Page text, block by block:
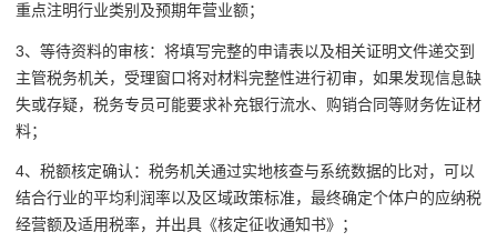
重点注明行业类别及预期年营业额；
3、等待资料的审核：将填写完整的申请表以及相关证明文件递交到
主管税务机关，受理窗口将对材料完整性进行初审，如果发现信息缺
失或存疑，税务专员可能要求补充银行流水、购销合同等财务佐证材
料；
4、税额核定确认：税务机关通过实地核查与系统数据的比对，可以
结合行业的平均利润率以及区域政策标准，最终确定个体户的应纳税
经营额及适用税率，并出具《核定征收通知书》；